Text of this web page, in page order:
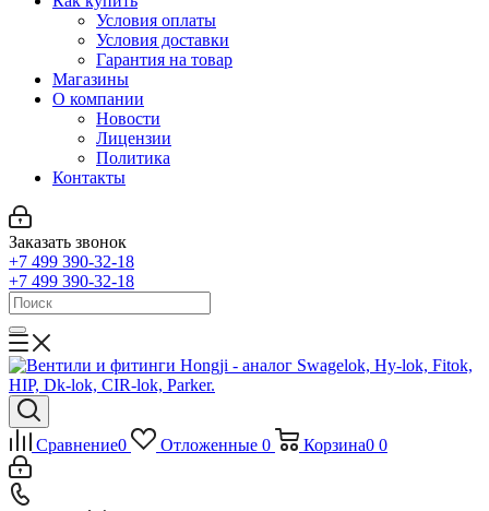
Условия оплаты
Условия доставки
Гарантия на товар
Магазины
О компании
Новости
Лицензии
Политика
Контакты
Заказать звонок
+7 499 390-32-18
+7 499 390-32-18
Сравнение0 Отложенные 0 Корзина0 0